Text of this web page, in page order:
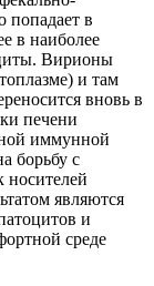
попадает в
в наиболее
Вирионы
и там
вновь в
печени
иммунной
борьбу с
являются
и
среде